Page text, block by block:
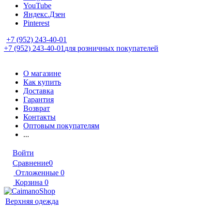
YouTube
Яндекс.Дзен
Pinterest
+7 (952) 243-40-01
+7 (952) 243-40-01 для розничных покупателей
О магазине
Как купить
Доставка
Гарантия
Возврат
Контакты
Оптовым покупателям
...
Войти
Сравнение0
Отложенные 0
Корзина 0
Верхняя одежда